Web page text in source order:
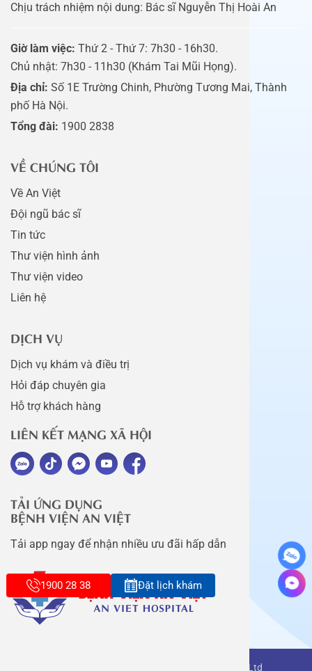
Chịu trách nhiệm nội dung: Bác sĩ Nguyễn Thị Hoài An
Giờ làm việc: Thứ 2 - Thứ 7: 7h30 - 16h30.
Chủ nhật: 7h30 - 11h30 (Khám Tai Mũi Họng).
Địa chỉ: Số 1E Trường Chinh, Phường Tương Mai, Thành
phố Hà Nội.
Tổng đài: 1900 2838
VỀ CHÚNG TÔI
Về An Việt
Đội ngũ bác sĩ
Tin tức
Thư viện hình ảnh
Thư viện video
Liên hệ
DỊCH VỤ
Dịch vụ khám và điều trị
Hỏi đáp chuyên gia
Hỗ trợ khách hàng
LIÊN KẾT MẠNG XÃ HỘI
TẢI ỨNG DỤNG
BỆNH VIỆN AN VIỆT
Tải app ngay để nhận nhiều ưu đãi hấp dẫn
Copyright belongs to An Viet Thang Long Co., Ltd
1900 28 38 Đặt lịch khám